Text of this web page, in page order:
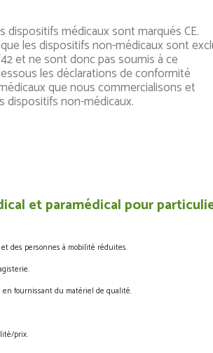
médicaux sont marqués CE.
les dispositifs non-médicaux sont
et ne sont donc pas soumis à ce
les déclarations de conformité
que nous commercialisons et
dispositifs non-médicaux.
et paramédical pour
des personnes à mobilité réduites.
en fournissant du matériel de qualité.
prix.